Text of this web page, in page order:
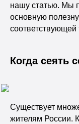
нашу статью. Мы
основную
соответствующей
Когда сеять
Существует
жителям России.